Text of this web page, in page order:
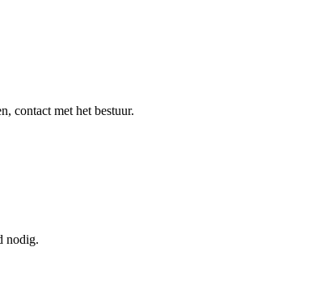
contact met het bestuur.
nodig.